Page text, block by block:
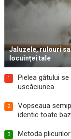
Jaluzele, rulouri
locuinței tale
1
Pielea gâtului
uscăciunea
2
Vopseaua
identic toate
3 Metoda